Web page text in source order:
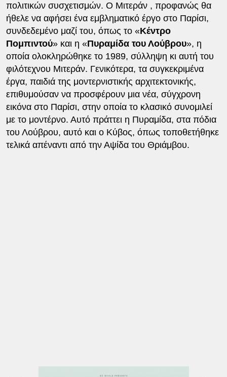
πολιτικών συσχετισμών. Ο Μιτεράν , προφανώς θα
ήθελε να αφήσει ένα εμβληματικό έργο στο Παρίσι,
συνδεδεμένο μαζί του, όπως το «Κέντρο
Πομπιντού» και η «Πυραμίδα του Λούβρου», η
οποία ολοκληρώθηκε το 1989, σύλληψη κι αυτή του
φιλότεχνου Μιτεράν. Γενικότερα, τα συγκεκριμένα
έργα, παιδιά της μοντερνιστικής αρχιτεκτονικής,
επιθυμούσαν να προσφέρουν μια νέα, σύγχρονη
εικόνα στο Παρίσι, στην οποία το κλασικό συνομιλεί
με το μοντέρνο. Αυτό πράττει η Πυραμίδα, στα πόδια
του Λούβρου, αυτό και ο Κύβος, όπως τοποθετήθηκε
τελικά απέναντι από την Αψίδα του Θριάμβου.